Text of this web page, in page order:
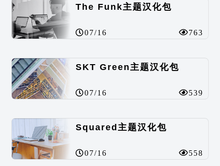
The Funk主题汉化包
07/16 763
SKT Green主题汉化包
07/16 539
Squared主题汉化包
07/16 558